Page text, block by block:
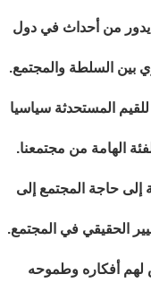
يدور من أحداث في دول
بين السلطة والمجتمع.
المستحدثة سياسيا
الهامة من مجتمعنا.
إلى حاجة المجتمع إلى
الحقيقي في المجتمع.
لهم أفكاره وطموحه